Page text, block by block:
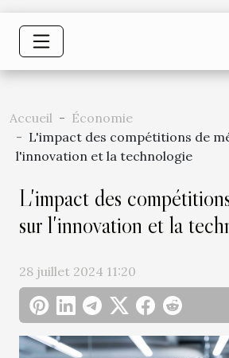
Accueil
Économie
L'impact des compétitions de
l'innovation et la technologie
L'impact des
sur l'innovation et la
28 juillet 2024 11:20